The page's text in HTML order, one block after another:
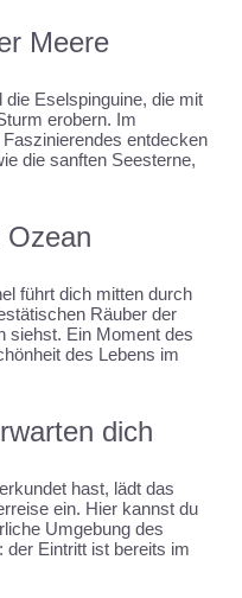
Meere
Eselspinguine, die mit
erobern. Im
entdecken
die sanften Seesterne,
Ozean
führt dich mitten durch
Räuber der
siehst. Ein Moment des
des Lebens im
dich
hast, lädt das
ein. Hier kannst du
Umgebung des
der Eintritt ist bereits im